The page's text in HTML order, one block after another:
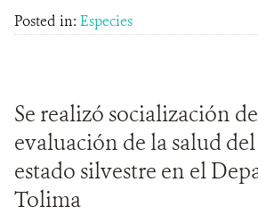
Posted in: Especies
Se realizó socialización
evaluación de la salud
estado silvestre en el
Tolima